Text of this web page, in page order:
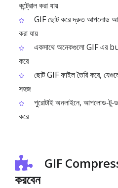
কন্ট্রোল করা যায়
GIF ছোট করে দ্রুত আপলোড
করা যায়
একসাথে অনেকগুলো GIF এর
করে
ছোট GIF ফাইল তৈরি করে,
সহজ
পুরোটাই অনলাইনে,
করে
GIF
করবেন